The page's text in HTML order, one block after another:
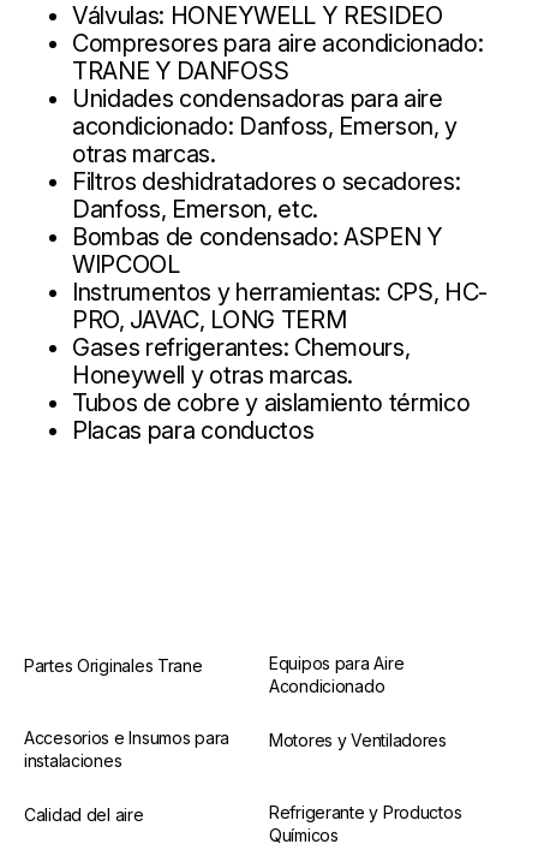
Válvulas: HONEYWELL Y RESIDEO
Compresores para aire acondicionado:
TRANE Y DANFOSS
Unidades condensadoras para aire
acondicionado: Danfoss, Emerson, y
otras marcas.
Filtros deshidratadores o secadores:
Danfoss, Emerson, etc.
Bombas de condensado: ASPEN Y
WIPCOOL
Instrumentos y herramientas: CPS, HC-
PRO, JAVAC, LONG TERM
Gases refrigerantes: Chemours,
Honeywell y otras marcas.
Tubos de cobre y aislamiento térmico
Placas para conductos
Partes Originales Trane
Equipos para Aire
Acondicionado
Accesorios e Insumos para
instalaciones
Motores y Ventiladores
Calidad del aire
Refrigerante y Productos
Químicos